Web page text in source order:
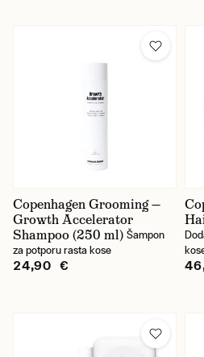
Copenhagen Grooming —
Growth Accelerator
Shampoo (250 ml) Šampon
za potporu rasta kose
24,90 €